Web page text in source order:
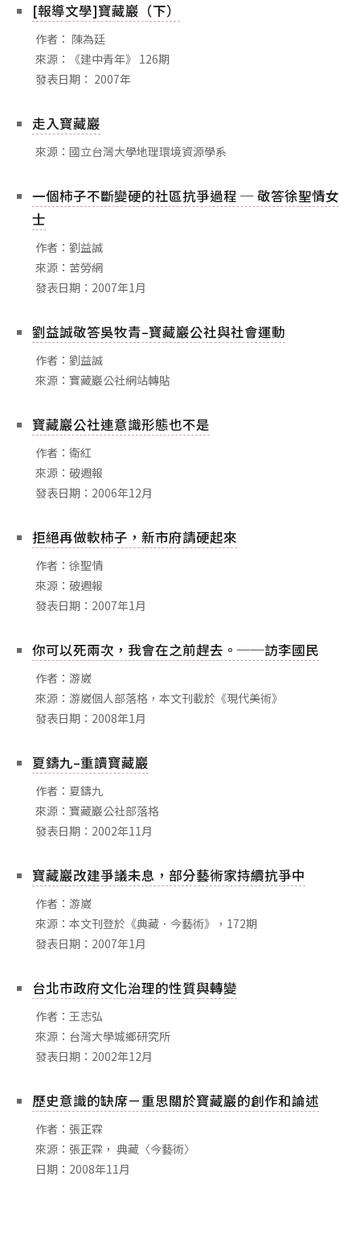
[報導文學]寶藏巖（下）
作者： 陳為廷
來源：《建中青年》 126期
發表日期： 2007年
走入寶藏巖
來源：國立台灣大學地理環境資源學系
一個柿子不斷變硬的社區抗爭過程 ─ 敬答徐聖情女
士
作者：劉益誠
來源：苦勞網
發表日期：2007年1月
劉益誠敬答吳牧青–寶藏巖公社與社會運動
作者：劉益誠
來源：寶藏巖公社網站轉貼
寶藏巖公社連意識形態也不是
作者：衛紅
來源：破週報
發表日期：2006年12月
拒絕再做軟柿子，新市府請硬起來
作者：徐聖情
來源：破週報
發表日期：2007年1月
你可以死兩次，我會在之前趕去。──訪李國民
作者：游崴
來源：游崴個人部落格，本文刊載於《現代美術》
發表日期：2008年1月
夏鑄九–重讀寶藏巖
作者：夏鑄九
來源：寶藏巖公社部落格
發表日期：2002年11月
寶藏巖改建爭議未息，部分藝術家持續抗爭中
作者：游崴
來源：本文刊登於《典藏．今藝術》，172期
發表日期：2007年1月
台北市政府文化治理的性質與轉變
作者：王志弘
來源：台灣大學城鄉研究所
發表日期：2002年12月
歷史意識的缺席－重思關於寶藏巖的創作和論述
作者：張正霖
來源：張正霖， 典藏〈今藝術〉
日期：2008年11月